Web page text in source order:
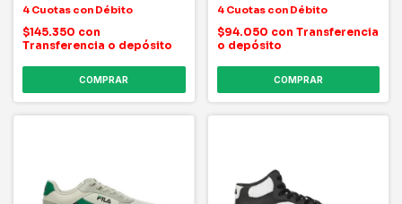
$145.350 con
Transferencia o depósito
COMPRAR
$94.050 con Transferencia
o depósito
COMPRAR